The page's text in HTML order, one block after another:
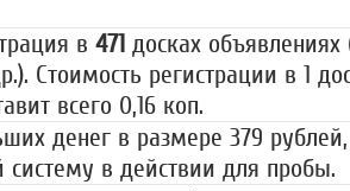
в 471 досках объявлениях
Стоимость регистрации в 1
всего 0,16 коп.
денег в размере 379
систему в действии для пробы.